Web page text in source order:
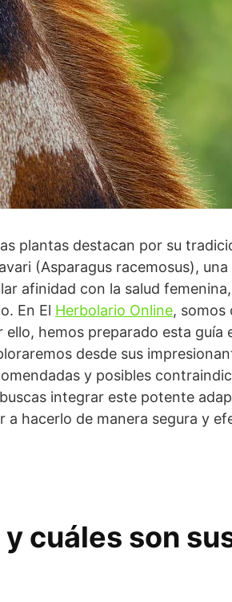
plantas destacan por su
(Asparagus racemosus),
afinidad con la salud
En El Herbolario Online, somos
hemos preparado esta guía
desde sus
y posibles
integrar este potente
a hacerlo de manera segura y
cuáles son